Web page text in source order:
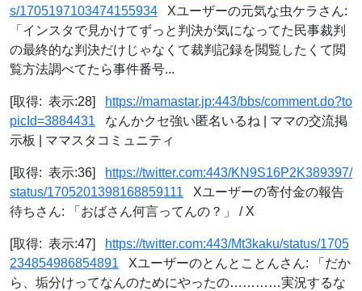
s/1705197103474155934 Xユーザーの元気な虫ケラさん:
「インスタで見かけてずっと判決が気になってた民事裁判
の最終的な判決だけじゃなくて裁判記録を閲覧したくて閲
覧方法調べてたら事件番号...
[取得: 表示:28]
https://mamastar.jp:443/bbs/comment.do?to
picId=3884431 なんかクセ強い匿名いるね | ママの交流掲
示板 | ママスタコミュニティ
[取得: 表示:36]
https://twitter.com:443/KN9S16P2K389397/
status/1705201398168859111 Xユーザーの寄付金の報告
待ちさん: 「おばさん何言ってんの？」 / X
[取得: 表示:47]
https://twitter.com:443/Mt3kaku/status/1705
234854986854891 Xユーザーのとんとことんさん: 「だか
ら、垢分けってなんのためにやったの…………実況するな